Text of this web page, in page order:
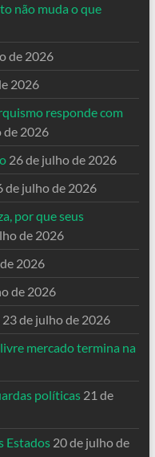
não muda o que
de 2026
2026
responde com
de 2026
26 de julho de 2026
de julho de 2026
por que seus
de 2026
2026
de 2026
23 de julho de 2026
mercado termina na
políticas 21 de
Estados 20 de julho de